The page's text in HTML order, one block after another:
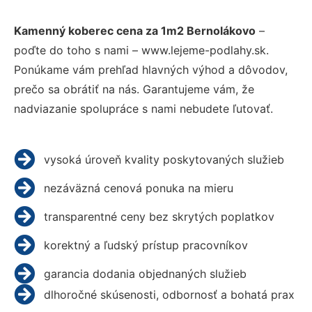
Kamenný koberec cena za 1m2 Bernolákovo –
poďte do toho s nami – www.lejeme-podlahy.sk.
Ponúkame vám prehľad hlavných výhod a dôvodov,
prečo sa obrátiť na nás. Garantujeme vám, že
nadviazanie spolupráce s nami nebudete ľutovať.
vysoká úroveň kvality poskytovaných služieb
nezáväzná cenová ponuka na mieru
transparentné ceny bez skrytých poplatkov
korektný a ľudský prístup pracovníkov
garancia dodania objednaných služieb
dlhoročné skúsenosti, odbornosť a bohatá prax